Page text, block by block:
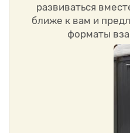
развиваться
ближе к вам и
форматы